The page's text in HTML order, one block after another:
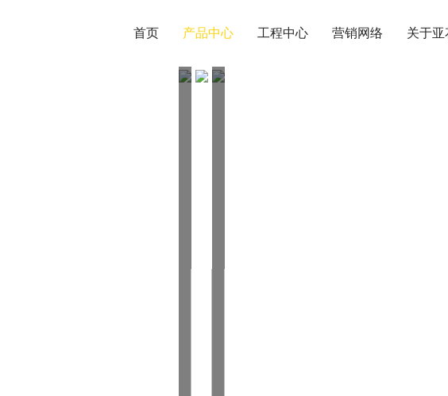
首页 产品中心 工程中心 营销网络 关于